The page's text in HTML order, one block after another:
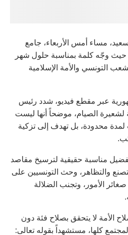
مساء أمس الأربعاء، جامع
حيث وجّه كلمة بمناسبة حلول شهر
التونسي والأمة الإسلامية
عبر مقطع فيديو، شدد رئيس
لشعيرة الصيام، موضحاً أنها ليست
محدودة، بل تهدف إلى تزكية
مناسبة حقيقية لترسيخ مقاصد
والتظاهر، وحث التونسيين على
الأمور، وتجنب الضلالة
الأمة لا يتحقق بصلاح فئة دون
كلها، مستشهداً بقوله تعالى: